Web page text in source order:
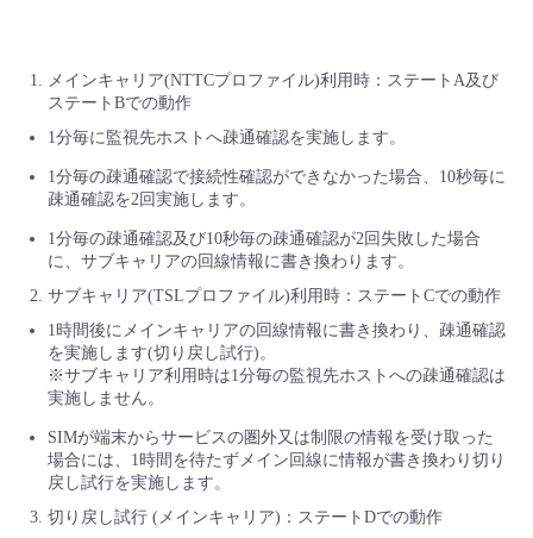
メインキャリア(NTTCプロファイル)利用時：ステートA及び
ステートBでの動作
1分毎に監視先ホストへ疎通確認を実施します。
1分毎の疎通確認で接続性確認ができなかった場合、10秒毎に
疎通確認を2回実施します。
1分毎の疎通確認及び10秒毎の疎通確認が2回失敗した場合
に、サブキャリアの回線情報に書き換わります。
サブキャリア(TSLプロファイル)利用時：ステートCでの動作
1時間後にメインキャリアの回線情報に書き換わり、疎通確認
を実施します(切り戻し試行)。
※サブキャリア利用時は1分毎の監視先ホストへの疎通確認は
実施しません。
SIMが端末からサービスの圏外又は制限の情報を受け取った
場合には、1時間を待たずメイン回線に情報が書き換わり切り
戻し試行を実施します。
切り戻し試行 (メインキャリア)：ステートDでの動作